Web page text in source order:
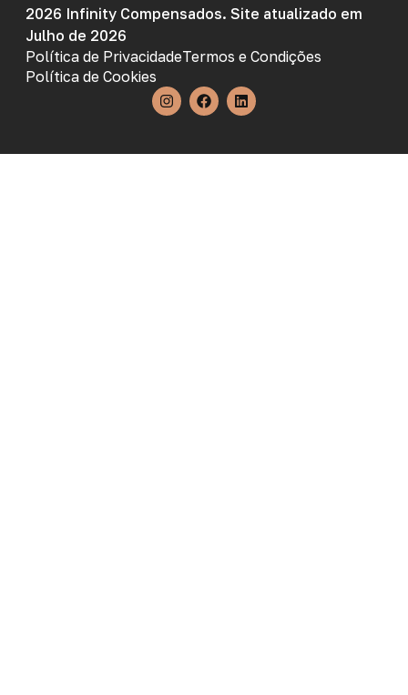
2026 Infinity Compensados. Site atualizado em
Julho de 2026
Política de PrivacidadeTermos e Condições
Política de Cookies